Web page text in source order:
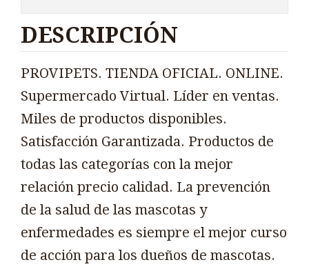
DESCRIPCIÓN
PROVIPETS. TIENDA OFICIAL. ONLINE.
Supermercado Virtual. Líder en ventas.
Miles de productos disponibles.
Satisfacción Garantizada. Productos de
todas las categorías con la mejor
relación precio calidad. La prevención
de la salud de las mascotas y
enfermedades es siempre el mejor curso
de acción para los dueños de mascotas.